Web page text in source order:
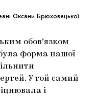
Оксани Брюховецької
обов’язком
форма нашої
У той самий
і